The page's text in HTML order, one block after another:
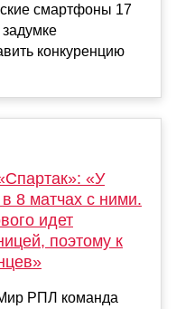
смартфоны 17
конкуренцию
«У
8 матчах с ними.
идет
поэтому к
РПЛ команда